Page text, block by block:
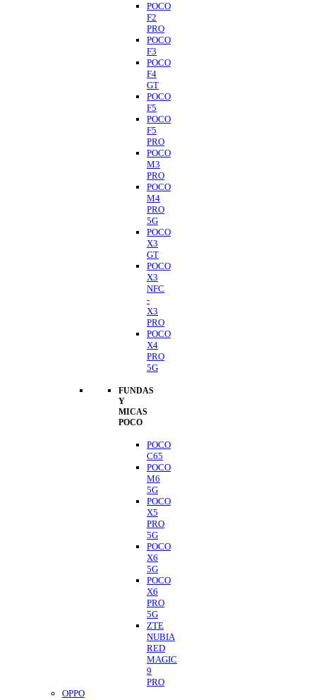
POCO
F2
PRO
POCO
F3
POCO
F4
GT
POCO
F5
POCO
F5
PRO
POCO
M3
PRO
POCO
M4
PRO
5G
POCO
X3
GT
POCO
X3
NFC
-
X3
PRO
POCO
X4
PRO
5G
FUNDAS
Y
MICAS
POCO
POCO
C65
POCO
M6
5G
POCO
X5
PRO
5G
POCO
X6
5G
POCO
X6
PRO
5G
ZTE
NUBIA
RED
MAGIC
9
PRO
OPPO